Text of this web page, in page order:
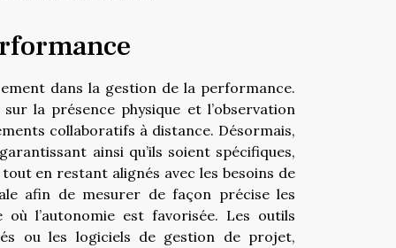
dans la gestion de la performance.
la présence physique et l’observation
collaboratifs à distance. Désormais,
ainsi qu’ils soient spécifiques,
en restant alignés avec les besoins de
afin de mesurer de façon précise les
l’autonomie est favorisée. Les outils
ou les logiciels de gestion de projet,